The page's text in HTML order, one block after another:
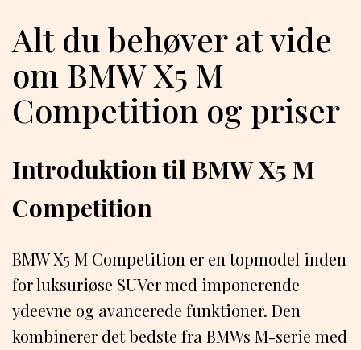
Alt du behøver at vide
om BMW X5 M
Competition og priser
Introduktion til BMW X5 M
Competition
BMW X5 M Competition er en topmodel inden
for luksuriøse SUVer med imponerende
ydeevne og avancerede funktioner. Den
kombinerer det bedste fra BMWs M-serie med